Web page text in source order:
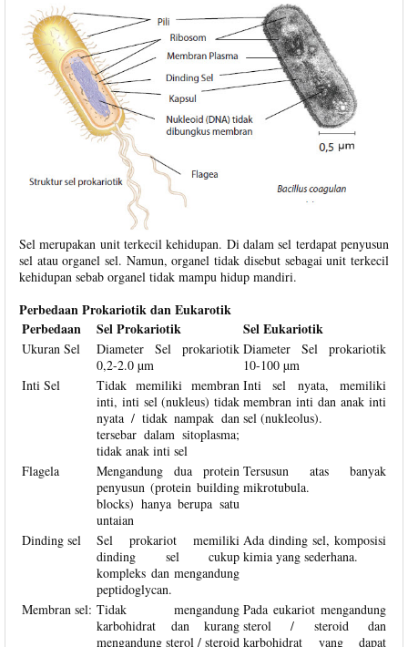
Sel merupakan unit terkecil kehidupan. Di dalam sel terdapat penyusun
sel atau organel sel. Namun, organel tidak disebut sebagai unit terkecil
kehidupan sebab organel tidak mampu hidup mandiri.
Perbedaan Prokariotik dan Eukarotik
Perbedaan
Sel Prokariotik Sel Eukariotik
Ukuran Sel
Diameter Sel prokariotik
0,2-2.0 µm
Diameter Sel prokariotik
10-100 µm
Inti Sel
Tidak memiliki membran
inti, inti sel (nukleus) tidak
nyata / tidak nampak dan
tersebar dalam sitoplasma;
tidak anak inti sel
Inti sel nyata, memiliki
membran inti dan anak inti
sel (nukleolus).
Flagela
Mengandung dua protein
penyusun (protein building
blocks) hanya berupa satu
untaian
Tersusun atas banyak
mikrotubula.
Dinding sel
Sel prokariot memiliki
dinding sel cukup
kompleks dan mengandung
peptidoglycan.
Ada dinding sel, komposisi
kimia yang sederhana.
Membran sel: Tidak mengandung
karbohidrat dan kurang
mengandung sterol / steroid
Pada eukariot mengandung
sterol / steroid dan
karbohidrat yang dapat